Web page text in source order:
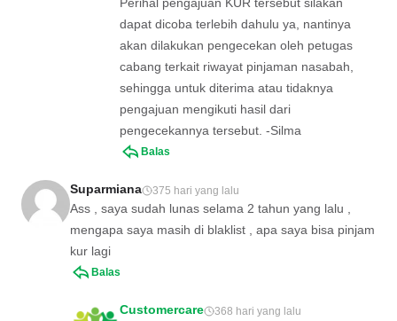
dapat dicoba terlebih dahulu ya, nantinya
akan dilakukan pengecekan oleh petugas
cabang terkait riwayat pinjaman nasabah,
sehingga untuk diterima atau tidaknya
pengajuan mengikuti hasil dari
pengecekannya tersebut. -Silma
Balas
Suparmiana 375 hari yang lalu
Ass , saya sudah lunas selama 2 tahun yang lalu ,
mengapa saya masih di blaklist , apa saya bisa pinjam
kur lagi
Balas
Customercare 368 hari yang lalu